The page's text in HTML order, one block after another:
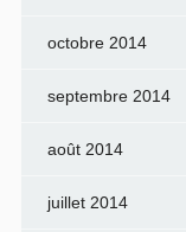
octobre 2014
septembre 2014
août 2014
juillet 2014